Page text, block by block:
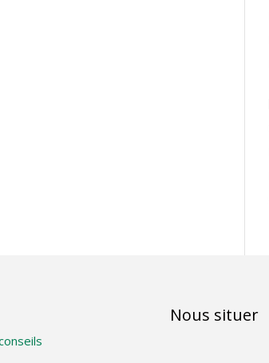
Nous situer